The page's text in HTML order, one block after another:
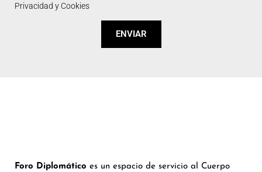
Privacidad y Cookies
ENVIAR
Foro Diplomático es un espacio de servicio al Cuerpo